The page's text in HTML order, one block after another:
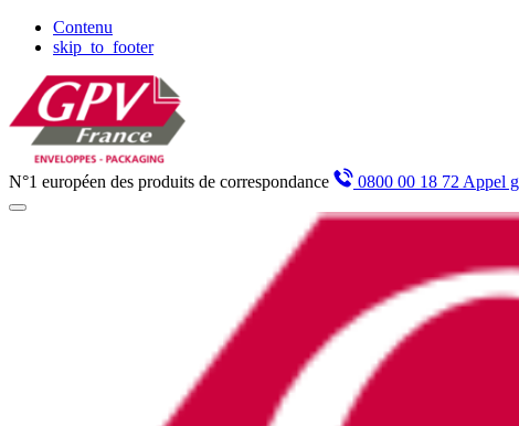
Contenu
skip_to_footer
N°1 européen des produits de correspondance 0800 00 18 72 Appel